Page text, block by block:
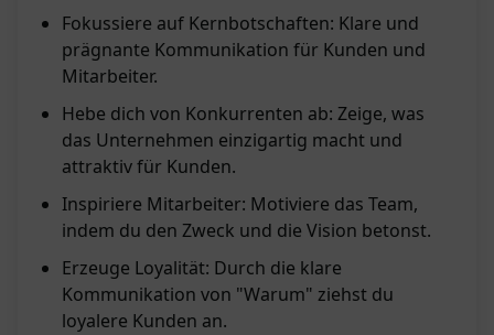
Fokussiere auf Kernbotschaften: Klare und
prägnante Kommunikation für Kunden und
Mitarbeiter.
Hebe dich von Konkurrenten ab: Zeige, was
das Unternehmen einzigartig macht und
attraktiv für Kunden.
Inspiriere Mitarbeiter: Motiviere das Team,
indem du den Zweck und die Vision betonst.
Erzeuge Loyalität: Durch die klare
Kommunikation von "Warum" ziehst du
loyalere Kunden an.